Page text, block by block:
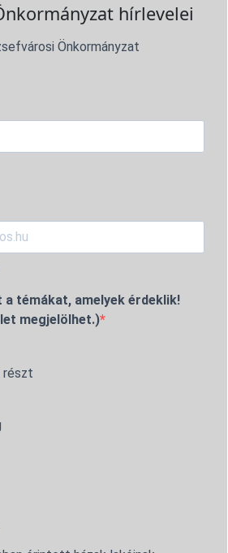
hírlevelei
Önkormányzat
a témákat, amelyek érdeklik!
megjelölhet.)
részt